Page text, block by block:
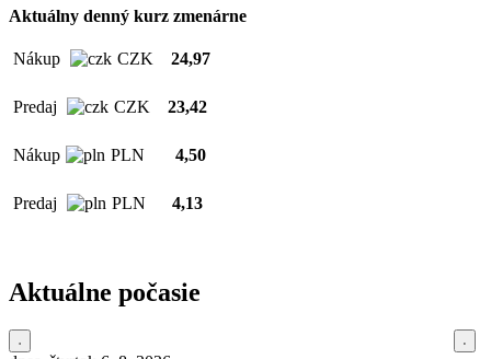
Aktuálny denný kurz zmenárne
Nákup CZK 24,97
Predaj CZK 23,42
Nákup PLN 4,50
Predaj PLN 4,13
Aktuálne počasie